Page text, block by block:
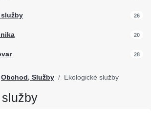
26
20
28
Obchod, Služby Ekologické služby